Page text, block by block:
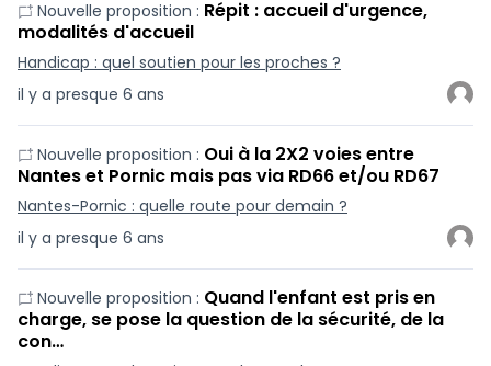
il y a presque 6 ans
Nouvelle proposition : Répit : accueil d'urgence,
modalités d'accueil
Handicap : quel soutien pour les proches ?
il y a presque 6 ans
Nouvelle proposition : Oui à la 2X2 voies entre
Nantes et Pornic mais pas via RD66 et/ou RD67
Nantes-Pornic : quelle route pour demain ?
Nouvelle proposition : Quand l'enfant est pris en
charge, se pose la question de la sécurité, de la
con…